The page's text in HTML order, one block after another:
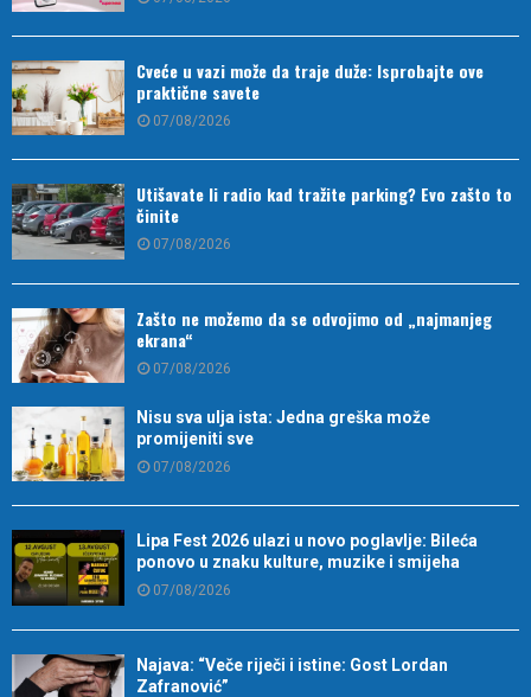
Cveće u vazi može da traje duže: Isprobajte ove
praktične savete
07/08/2026
Utišavate li radio kad tražite parking? Evo zašto to
činite
07/08/2026
Zašto ne možemo da se odvojimo od „najmanjeg
ekrana“
07/08/2026
Nisu sva ulja ista: Jedna greška može
promijeniti sve
07/08/2026
Lipa Fest 2026 ulazi u novo poglavlje: Bileća
ponovo u znaku kulture, muzike i smijeha
07/08/2026
Najava: “Veče riječi i istine: Gost Lordan
Zafranović”